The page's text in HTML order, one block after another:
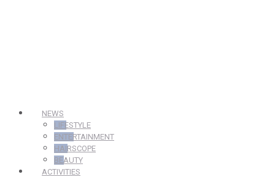
NEWS
LIFESTYLE
ENTERTAINMENT
HAIRSCOPE
BEAUTY
ACTIVITIES